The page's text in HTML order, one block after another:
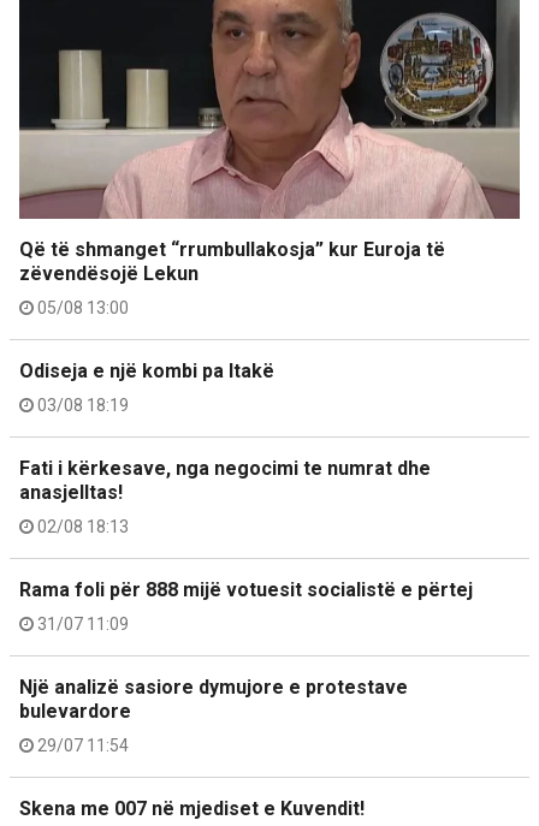
Që të shmanget “rrumbullakosja” kur Euroja të
zëvendësojë Lekun
05/08 13:00
Odiseja e një kombi pa Itakë
03/08 18:19
Fati i kërkesave, nga negocimi te numrat dhe
anasjelltas!
02/08 18:13
Rama foli për 888 mijë votuesit socialistë e përtej
31/07 11:09
Një analizë sasiore dymujore e protestave
bulevardore
29/07 11:54
Skena me 007 në mjediset e Kuvendit!